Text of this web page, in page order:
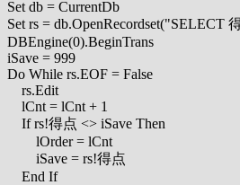
Set db = CurrentDb
Set rs =
DBEngine(0).BeginTrans
iSave = 999
Do While rs.EOF = False
    rs.Edit
    lCnt = lCnt + 1
    If rs!得点 <> iSave Then
        lOrder = lCnt
        iSave = rs!得点
    End If